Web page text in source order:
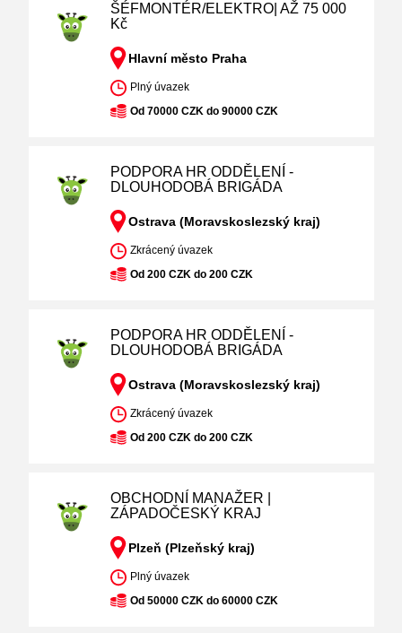
ŠÉFMONTÉR/ELEKTRO| AŽ 75 000
Kč
Hlavní město Praha
Plný úvazek
Od 70000 CZK do 90000 CZK
PODPORA HR ODDĚLENÍ -
DLOUHODOBÁ BRIGÁDA
Ostrava (Moravskoslezský kraj)
Zkrácený úvazek
Od 200 CZK do 200 CZK
PODPORA HR ODDĚLENÍ -
DLOUHODOBÁ BRIGÁDA
Ostrava (Moravskoslezský kraj)
Zkrácený úvazek
Od 200 CZK do 200 CZK
OBCHODNÍ MANAŽER |
ZÁPADOČESKÝ KRAJ
Plzeň (Plzeňský kraj)
Plný úvazek
Od 50000 CZK do 60000 CZK